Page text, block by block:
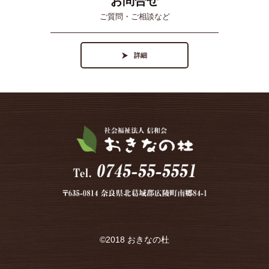
ご質問・ご相談など
詳細
©2018 おきなの杜